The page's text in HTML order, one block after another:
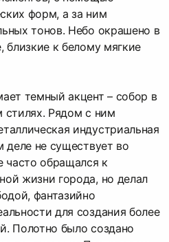
форм, а за ним
тонов. Небо окрашено в
близкие к белому мягкие
темный акцент – собор в
стилях. Рядом с ним
индустриальная
не существует во
часто обращался к
жизни города, но делал
фантазийно
для создания более
Полотно было создано